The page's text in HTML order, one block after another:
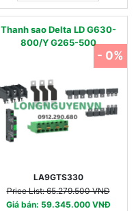
Thanh sao Delta LD G630-
800/Y G265-500
LA9GTS330
Price List: 65.279.500 VNĐ
Giá bán: 59.345.000 VNĐ
- 0%